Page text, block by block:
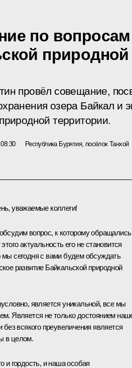
по вопросам
провёл совещание,
озера Байкал и
территории.
08:30 Республика Бурятия, посёлок Танхой
уважаемые коллеги!
вопрос, к которому обращались
актуальность его не становится
сегодня с вами будем обсуждать
развитие Байкальской природной
является уникальной, все мы
Является не только достоянием
всякого преувеличения является
в целом.
и гордость, и наша особая